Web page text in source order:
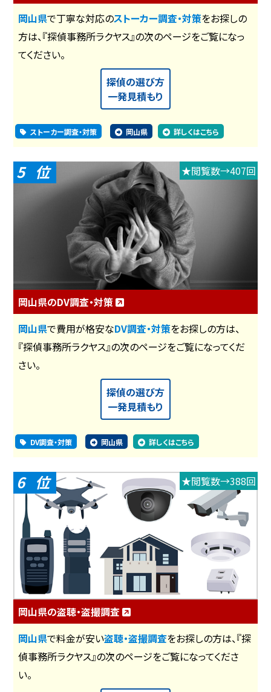
岡山県で丁寧な対応のストーカー調査・対策をお探しの
方は、『探偵事務所ラクヤス』の次のページをご覧になっ
てください。
探偵の選び方
一発見積もり
ストーカー調査・対策 岡山県 詳しくはこちら
5 ★閲覧数→407回
岡山県のDV調査・対策
岡山県で費用が格安なDV調査・対策をお探しの方は、
『探偵事務所ラクヤス』の次のページをご覧になってくだ
さい。
探偵の選び方
一発見積もり
DV調査・対策 岡山県 詳しくはこちら
6 ★閲覧数→388回
岡山県の盗聴・盗撮調査
岡山県で料金が安い盗聴・盗撮調査をお探しの方は、『探
偵事務所ラクヤス』の次のページをご覧になってくださ
い。